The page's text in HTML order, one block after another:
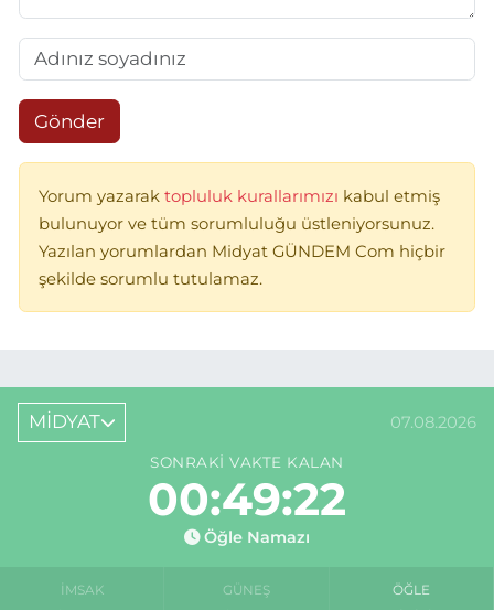
Gönder
Yorum yazarak topluluk kurallarımızı kabul etmiş
bulunuyor ve tüm sorumluluğu üstleniyorsunuz.
Yazılan yorumlardan Midyat GÜNDEM Com hiçbir
şekilde sorumlu tutulamaz.
MİDYAT 07.08.2026
SONRAKI VAKTE KALAN
00:49:22
Öğle Namazı
İMSAK GÜNEŞ ÖĞLE